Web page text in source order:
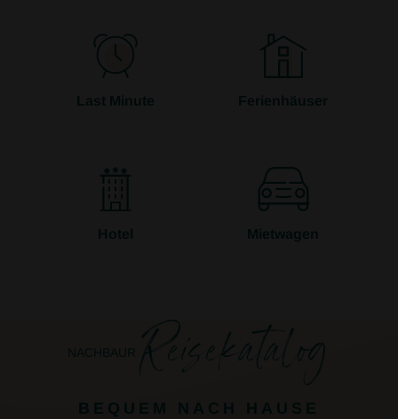
Last Minute Ferienhäuser
Hotel Mietwagen
NACHBAUR Reisekatalog
BEQUEM NACH HAUSE